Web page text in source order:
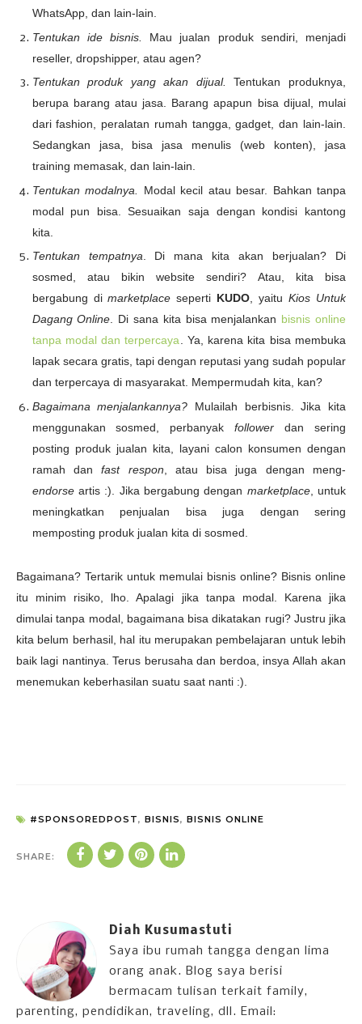
WhatsApp, dan lain-lain.
Tentukan ide bisnis.
Mau jualan produk sendiri, menjadi
reseller, dropshipper, atau agen?
Tentukan produk yang akan dijual.
Tentukan produknya,
berupa barang atau jasa. Barang apapun bisa dijual, mulai
dari fashion, peralatan rumah tangga, gadget, dan lain-lain.
Sedangkan jasa, bisa jasa menulis (web konten), jasa
training memasak, dan lain-lain.
Tentukan modalnya.
Modal kecil atau besar. Bahkan tanpa
modal pun bisa. Sesuaikan saja dengan kondisi kantong
kita.
Tentukan tempatnya . Di mana kita akan berjualan? Di
sosmed, atau bikin website sendiri? Atau, kita bisa
bergabung dimarketplaceseperti KUDO , yaituKios Untuk
Dagang Online . Di sana kita bisa menjalankan bisnis online
tanpa modal dan terpercaya . Ya, karena kita bisa membuka
lapak secara gratis, tapi dengan reputasi yang sudah popular
dan terpercaya di masyarakat. Mempermudah kita, kan?
Bagaimana menjalankannya? Mulailah berbisnis. Jika kita
menggunakan sosmed, perbanyakfollowerdan sering
posting produk jualan kita, layani calon konsumen dengan
ramah danfast respon , atau bisa juga dengan meng-
endorse artis :). Jika bergabung dengan marketplace, untuk
meningkatkan penjualan bisa juga dengan sering
memposting produk jualan kita di sosmed.
Bagaimana? Tertarik untuk memulai bisnis online? Bisnis online
itu minim risiko, lho. Apalagi jika tanpa modal. Karena jika
dimulai tanpa modal, bagaimana bisa dikatakan rugi? Justru jika
kita belum berhasil, hal itu merupakan pembelajaran untuk lebih
baik lagi nantinya. Terus berusaha dan berdoa, insya Allah akan
menemukan keberhasilan suatu saat nanti :).
#SPONSOREDPOST, BISNIS, BISNIS ONLINE
SHARE:
Diah Kusumastuti
Saya ibu rumah tangga dengan lima
orang anak. Blog saya berisi
bermacam tulisan terkait family,
parenting, pendidikan, traveling, dll. Email: